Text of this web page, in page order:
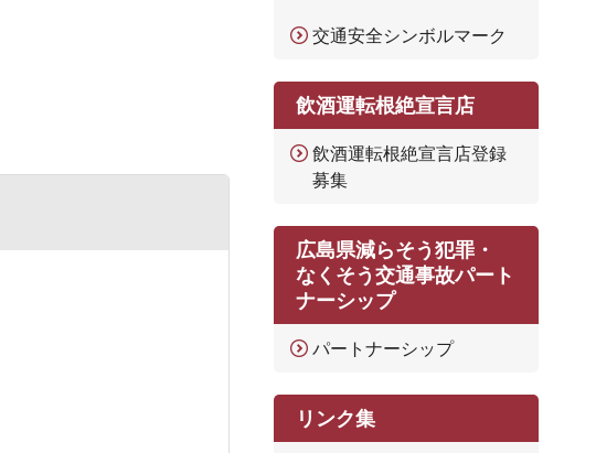
交通安全シンボルマーク
飲酒運転根絶宣言店
飲酒運転根絶宣言店登録
募集
広島県減らそう犯罪・
なくそう交通事故パート
ナーシップ
パートナーシップ
リンク集